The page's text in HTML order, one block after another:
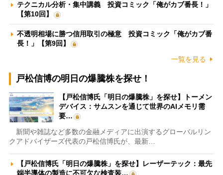
テクニカル分析・集中講義 投資コミック「俺がカブ番長！」
【第10回】
不透明相場に勝つ信用取引の極意 投資コミック「俺がカブ番
長！」【第9回】
一覧を見る
戸松信博の明日の爆騰株を探せ！
【戸松信博氏「明日の爆騰株」を探せ】トーメン
デバイス：サムスンを通じて世界のAIメモリ需
要…
新聞や雑誌など多数の金融メディアに出演するグローバルリン
クアドバイザーズ代表の戸松信博氏が、最新…
【戸松信博氏「明日の爆騰株」を探せ】レーザーテック：最先
端半導体の製造に不可欠な検査装…